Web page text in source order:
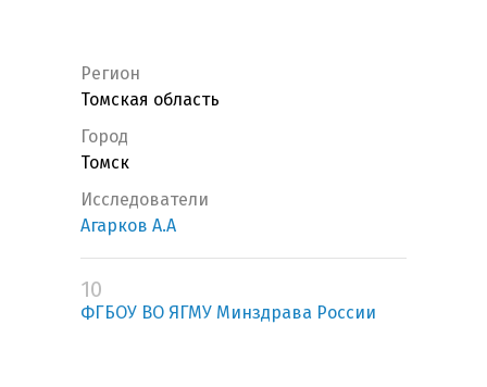
Регион
Томская область
Город
Томск
Исследователи
Агарков А.А
10
ФГБОУ ВО ЯГМУ Минздрава России